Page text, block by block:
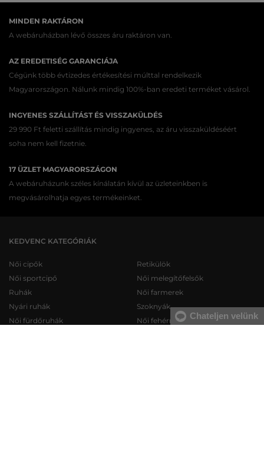
MINDEN RAKTÁRON
A webáruházban lévő összes áru raktáron van.
AZ EREDETISÉG GARANCIÁJA
Cégünk több évtizedes értékesítési múlttal rendelkezik
Magyarországon. Nálunk mindig 100%-ban eredeti terméket vásárol.
INGYENES SZÁLLÍTÁST ÉS VISSZAKÜLDÉS
29 990 Ft feletti szállítás mindig ingyenes, az áru visszaküldéséért
soha nem kell fizetnie.
17 ÜZLET MAGYARORSZÁGON
A webáruházunk széles kínálatán kívül az üzleteinkben is
megvásárolhatja egyes termékeinket.
KEDVENC KATEGÓRIÁK
Női cipők
Női sportcipő
Ruhák
Nyári ruhák
Női fürdőruhák
Retikülök
Női melegítőfelsők
Női farmerek
Szoknyák
Női fehérneműkChateljen velünk